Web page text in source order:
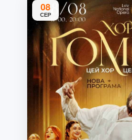
08
СЕР